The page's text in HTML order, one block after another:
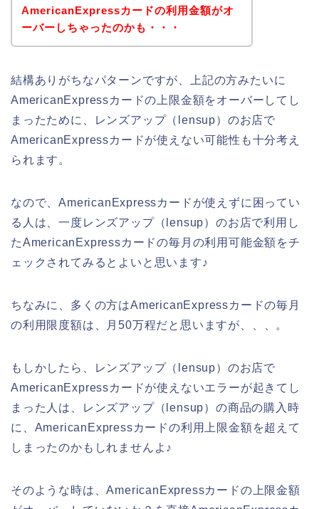
AmericanExpressカードの利用金額がオ
ーバーしちゃったのかも・・・
結構ありがちなパターンですが、上記の方みたいに
AmericanExpressカードの上限金額をオーバーしてし
まったために、レンズアップ（lensup）のお店で
AmericanExpressカードが使えない可能性も十分考え
られます。
なので、AmericanExpressカードが使えずに困ってい
る人は、一度レンズアップ（lensup）のお店で利用し
たAmericanExpressカードの毎月の利用可能金額をチ
ェックされてみるとよいと思います♪
ちなみに、多くの方はAmericanExpressカードの毎月
の利用限度額は、月50万程だと思いますが、、、。
もしかしたら、レンズアップ（lensup）のお店で
AmericanExpressカードが使えないエラーが起きてし
まった人は、レンズアップ（lensup）の商品の購入時
に、AmericanExpressカードの利用上限金額を超えて
しまったのかもしれませんよ♪
そのような時は、AmericanExpressカードの上限金額